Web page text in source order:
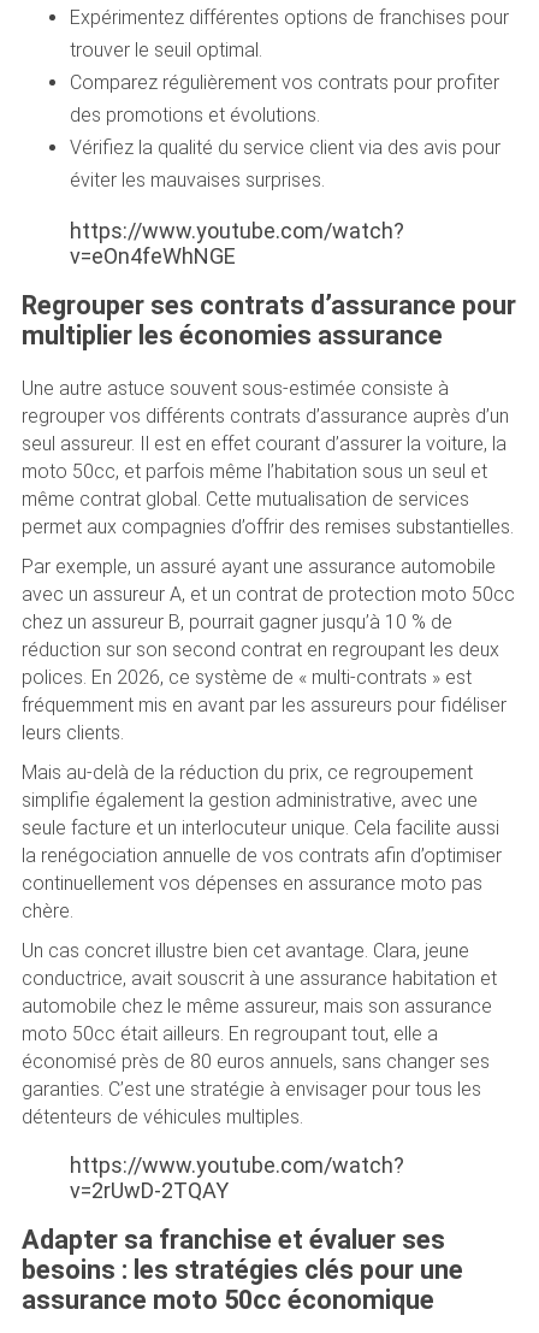
Expérimentez différentes options de franchises pour
trouver le seuil optimal.
Comparez régulièrement vos contrats pour profiter
des promotions et évolutions.
Vérifiez la qualité du service client via des avis pour
éviter les mauvaises surprises.
https://www.youtube.com/watch?
v=eOn4feWhNGE
Regrouper ses contrats d’assurance pour
multiplier les économies assurance
Une autre astuce souvent sous-estimée consiste à
regrouper vos différents contrats d’assurance auprès d’un
seul assureur. Il est en effet courant d’assurer la voiture, la
moto 50cc, et parfois même l’habitation sous un seul et
même contrat global. Cette mutualisation de services
permet aux compagnies d’offrir des remises substantielles.
Par exemple, un assuré ayant une assurance automobile
avec un assureur A, et un contrat de protection moto 50cc
chez un assureur B, pourrait gagner jusqu’à 10 % de
réduction sur son second contrat en regroupant les deux
polices. En 2026, ce système de « multi-contrats » est
fréquemment mis en avant par les assureurs pour fidéliser
leurs clients.
Mais au-delà de la réduction du prix, ce regroupement
simplifie également la gestion administrative, avec une
seule facture et un interlocuteur unique. Cela facilite aussi
la renégociation annuelle de vos contrats afin d’optimiser
continuellement vos dépenses en assurance moto pas
chère.
Un cas concret illustre bien cet avantage. Clara, jeune
conductrice, avait souscrit à une assurance habitation et
automobile chez le même assureur, mais son assurance
moto 50cc était ailleurs. En regroupant tout, elle a
économisé près de 80 euros annuels, sans changer ses
garanties. C’est une stratégie à envisager pour tous les
détenteurs de véhicules multiples.
https://www.youtube.com/watch?
v=2rUwD-2TQAY
Adapter sa franchise et évaluer ses
besoins : les stratégies clés pour une
assurance moto 50cc économique